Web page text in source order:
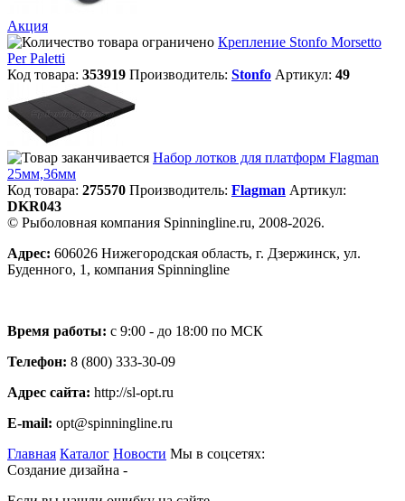
Акция
Крепление Stonfo Morsetto
Per Paletti
Код товара: 353919 Производитель: Stonfo Артикул: 49
Набор лотков для платформ Flagman
25мм,36мм
Код товара: 275570 Производитель: Flagman Артикул:
DKR043
© Рыболовная компания Spinningline.ru, 2008-2026.
Адрес: 606026 Нижегородская область, г. Дзержинск, ул.
Буденного, 1, компания Spinningline
Время работы: с 9:00 - до 18:00 по МСК
Телефон: 8 (800) 333-30-09
Адрес сайта: http://sl-opt.ru
E-mail: opt@spinningline.ru
Главная Каталог Новости Мы в соцсетях:
Создание дизайна -